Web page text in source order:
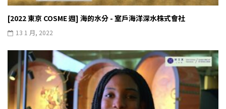
[2022 東京 COSME 週] 海的水分 - 室戶海洋深水株式會社
13 1 月, 2022